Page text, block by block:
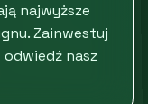
najwyższe
Zainwestuj
nasz